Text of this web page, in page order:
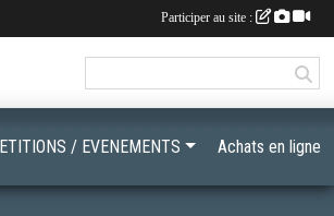
/ EVENEMENTS Achats en ligne
Participer au site :